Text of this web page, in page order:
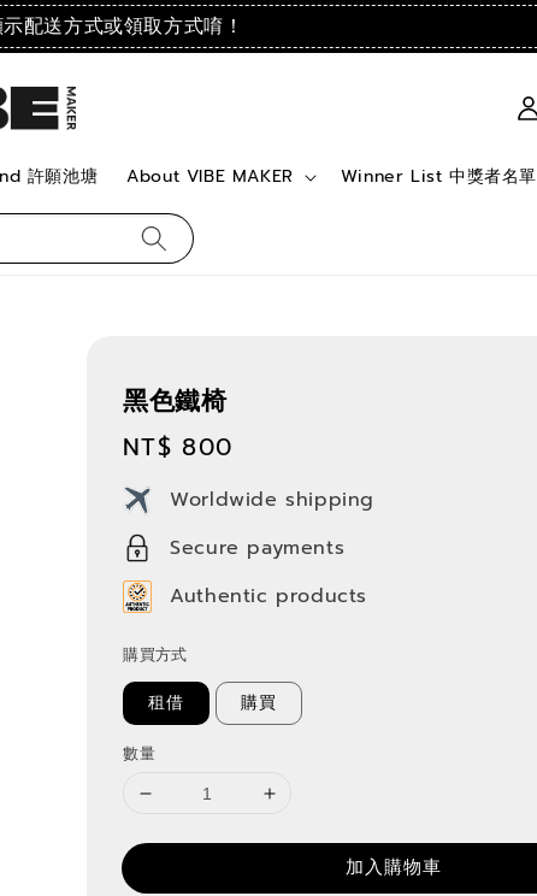
配送方式或領取方式唷！
許願池塘 About VIBE MAKER Winner List 中獎者名單
黑色鐵椅
Regular
price
NT$ 800
Worldwide shipping
Secure payments
Authentic products
購買方式
租借 購買
數量
加入購物車